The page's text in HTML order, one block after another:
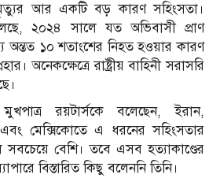
মৃত্যুর আর একটি বড় কারণ সহিংসতা।
২০২৪ সালে যত অভিবাসী প্রাণ
অন্তত ১০ শতাংশের নিহত হওয়ার কারণ
অনেকক্ষেত্রে রাষ্ট্রীয় বাহিনী সরাসরি
রয়টার্সকে বলেছেন, ইরান,
এবং মেক্সিকোতে এ ধরনের সহিংসতার
সবচেয়ে বেশি। তবে এসব হত্যাকাণ্ডের
বিস্তারিত কিছু বলেননি তিনি।